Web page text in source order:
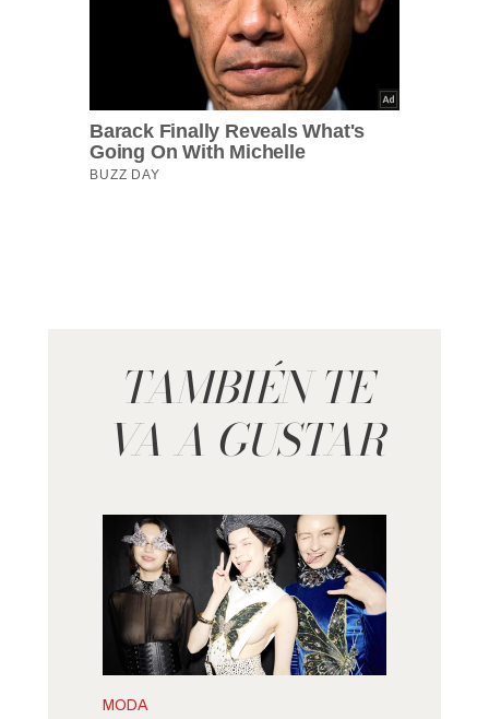
TAMBIÉN TE
VA A GUSTAR
MODA